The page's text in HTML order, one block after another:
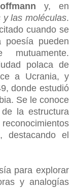
y, en
y las moléculas.
cuando se
pueden
mutuamente.
polaca de
a Ucrania, y
donde estudió
Se le conoce
la estructura
destacando el
para explorar
y analogías